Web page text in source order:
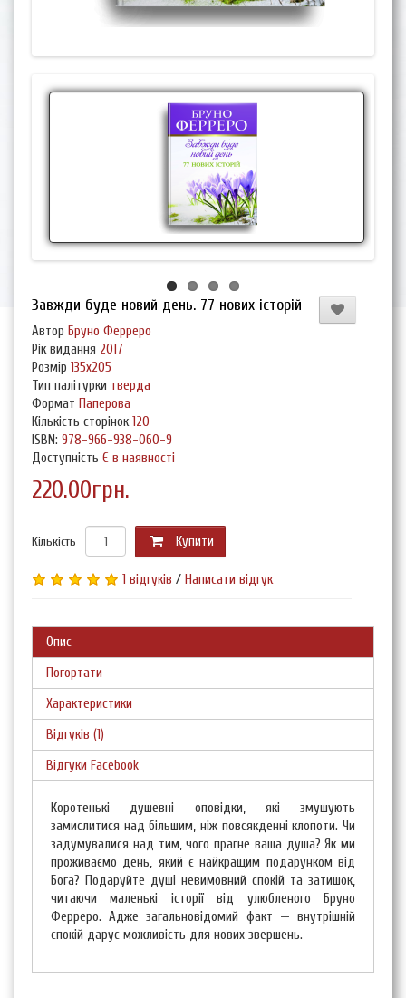
Завжди буде новий день. 77 нових історій
Автор Бруно Ферреро
Рік видання 2017
Розмір 135х205
Тип палітурки тверда
Формат Паперова
Кількість сторінок 120
ISBN: 978-966-938-060-9
Доступність Є в наявності
220.00грн.
Кількість Купити
1 відгуків / Написати відгук
Опис
Погортати
Характеристики
Відгуків (1)
Відгуки Facebook
Коротенькі душевні оповідки, які змушують
замислитися над більшим, ніж повсякденні клопоти. Чи
задумувалися над тим, чого прагне ваша душа? Як ми
проживаємо день, який є найкращим подарунком від
Бога? Подаруйте душі невимовний спокій та затишок,
читаючи маленькі історії від улюбленого Бруно
Ферреро. Адже загальновідомий факт — внутрішній
спокій дарує можливість для нових звершень.